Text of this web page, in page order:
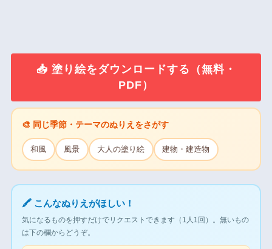
📥 塗り絵をダウンロードする（無料・
PDF）
🎨 同じ季節・テーマのぬりえをさがす
和風 風景 大人の塗り絵 建物・建造物
🖍 こんなぬりえがほしい！
気になるものを押すだけでリクエストできます（1人1回）。無いもの
は下の欄からどうぞ。